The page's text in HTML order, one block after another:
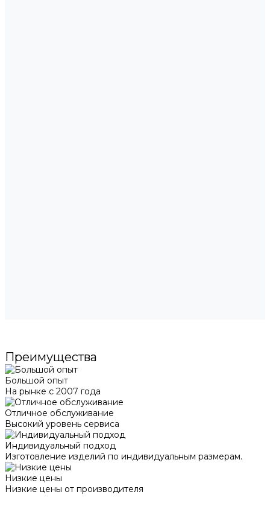
Преимущества
Большой опыт
На рынке с 2007 года
Отличное обслуживание
Высокий уровень сервиса
Индивидуальный подход
Изготовление изделий по индивидуальным размерам.
Низкие цены
Низкие цены от производителя